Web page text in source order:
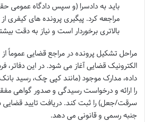
باید به دادسرا (و سپس دادگاه عمومی
مراجعه کرد. پیگیری پرونده های
بالاتری برخوردار است و نیاز به دقت
مراحل تشکیل پرونده در مراجع قضایی عموماً
الکترونیک قضایی آغاز می شود. در این دفاتر،
داده، مدارک موجود (مانند کپی چک، رسید
را ارائه و درخواست رسیدگی و صدور گواهی
سرقت/جعل) را ثبت کند. دریافت تایید قضایی
جنبه رسمی و قانونی می دهد.